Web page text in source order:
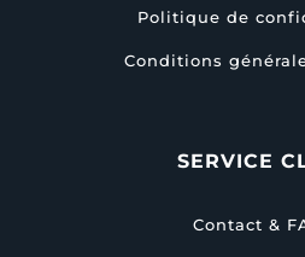
Politique de
Conditions
SERVICE
Contact &